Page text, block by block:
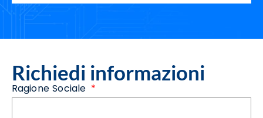
Richiedi informazioni
Ragione Sociale